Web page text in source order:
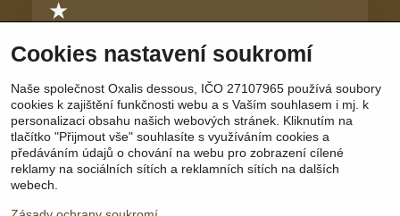
★
Důvěra zákaznic
cítí krásně.
Sledujte nás: Facebook | Instagram | YouTube
Cookies nastavení soukromí
Naše společnost Oxalis dessous, IČO 27107965 používá soubory
cookies k zajištění funkčnosti webu a s Vaším souhlasem i mj. k
personalizaci obsahu našich webových stránek. Kliknutím na
tlačítko "Přijmout vše" souhlasíte s využíváním cookies a
předáváním údajů o chování na webu pro zobrazení cílené
reklamy na sociálních sítích a reklamních sítích na dalších
webech.